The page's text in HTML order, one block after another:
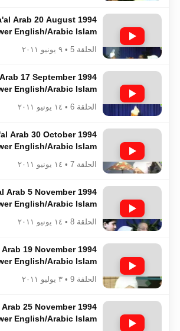
Arab 20 August 1994
English/Arabic Islam
الحلقة 5 • ٩ يونيو ٢٠١١
17 September 1994
English/Arabic Islam
الحلقة 6 • ١٤ يونيو ٢٠١١
Arab 30 October 1994
English/Arabic Islam
الحلقة 7 • ١٤ يونيو ٢٠١١
Arab 5 November 1994
English/Arabic Islam
الحلقة 8 • ١٤ يونيو ٢٠١١
19 November 1994
English/Arabic Islam
الحلقة 9 • ٣ يوليو ٢٠١١
25 November 1994
English/Arabic Islam